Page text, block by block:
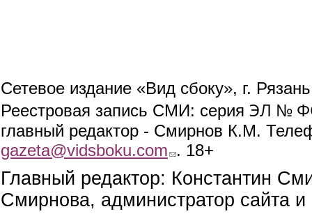
Сетевое издание «Вид сбоку», г.
Реестровая запись СМИ: серия ЭЛ №
главный редактор - Смирнов К.М.
gazeta@vidsboku.com (link sends e-mail)
. 18+
Главный редактор: Константин
Смирнова, администратор сайта